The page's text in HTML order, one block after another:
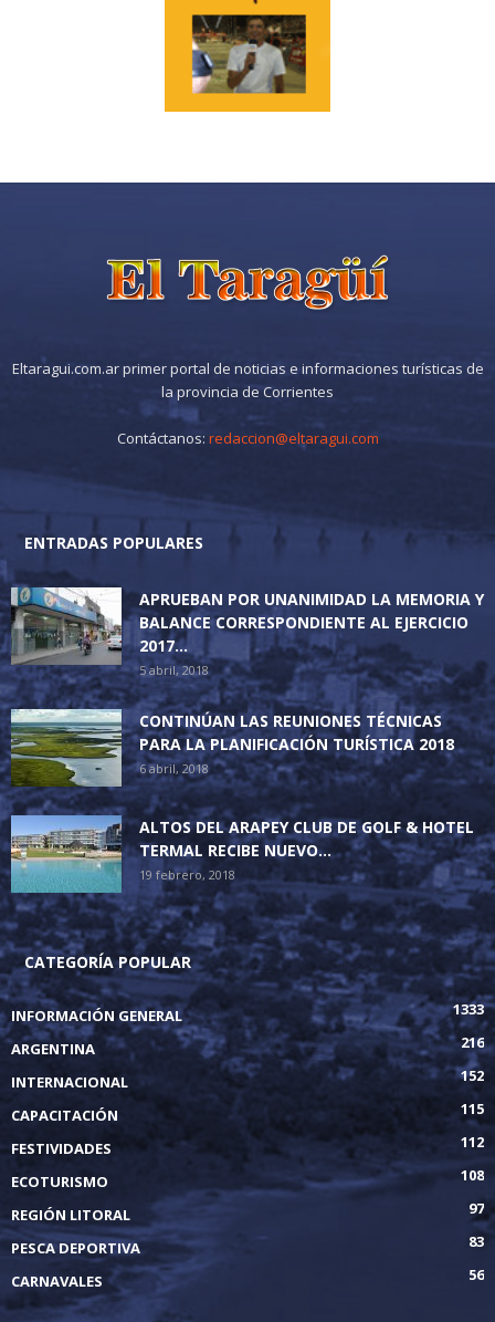
Eltaragui.com.ar primer portal de noticias e informaciones turísticas de
la provincia de Corrientes
Contáctanos: redaccion@eltaragui.com
ENTRADAS POPULARES
APRUEBAN POR UNANIMIDAD LA MEMORIA Y
BALANCE CORRESPONDIENTE AL EJERCICIO
2017...
5 abril, 2018
CONTINÚAN LAS REUNIONES TÉCNICAS
PARA LA PLANIFICACIÓN TURÍSTICA 2018
6 abril, 2018
ALTOS DEL ARAPEY CLUB DE GOLF & HOTEL
TERMAL RECIBE NUEVO...
19 febrero, 2018
CATEGORÍA POPULAR
INFORMACIÓN GENERAL
1333
ARGENTINA
216
INTERNACIONAL
152
CAPACITACIÓN
115
FESTIVIDADES
112
ECOTURISMO
108
REGIÓN LITORAL
97
PESCA DEPORTIVA
83
CARNAVALES
56